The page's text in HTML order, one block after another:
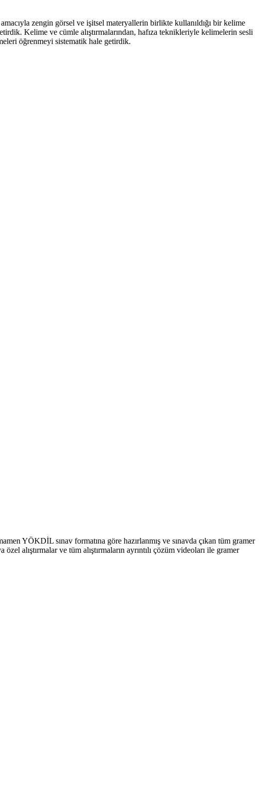
zengin görsel ve işitsel materyallerin birlikte kullanıldığı bir kelime
Kelime ve cümle alıştırmalarından, hafıza teknikleriyle kelimelerin sesli
öğrenmeyi sistematik hale getirdik.
YÖKDİL sınav formatına göre hazırlanmış ve sınavda çıkan tüm gramer
alıştırmalar ve tüm alıştırmaların ayrıntılı çözüm videoları ile gramer